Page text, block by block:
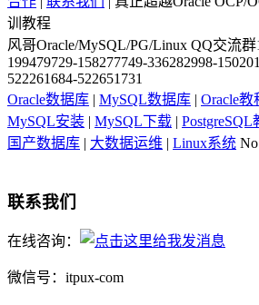
训教程
风哥Oracle/MySQL/PG/Linux QQ交流群
199479729-158277749-336282998-
522261684-522651731
Oracle数据库 | MySQL数据库 | Oracle教
MySQL安装 | MySQL下载 | PostgreSQL
国产数据库 | 大数据运维 | Linux系统
联系我们
在线咨询：
微信号：itpux-com